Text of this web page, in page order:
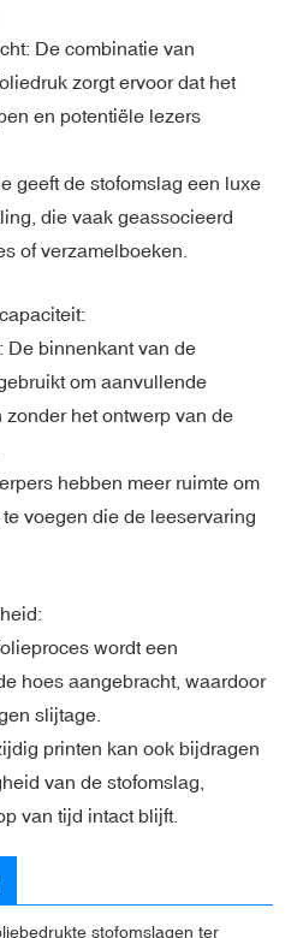
De combinatie van
zorgt ervoor dat het
en potentiële lezers
geeft de stofomslag een luxe
die vaak geassocieerd
of verzamelboeken.
De binnenkant van de
om aanvullende
zonder het ontwerp van de
hebben meer ruimte om
voegen die de leeservaring
wordt een
hoes aangebracht, waardoor
slijtage.
printen kan ook bijdragen
van de stofomslag,
van tijd intact blijft.